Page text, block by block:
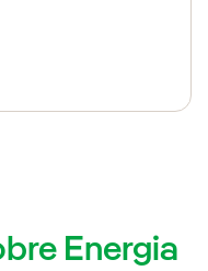
Energia